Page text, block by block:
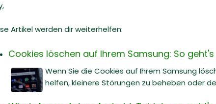
Artikel werden dir weiterhelfen:
Cookies löschen auf Ihrem Samsung: So geht's
Wenn Sie die Cookies auf Ihrem Samsung
helfen, kleinere Störungen zu beheben oder